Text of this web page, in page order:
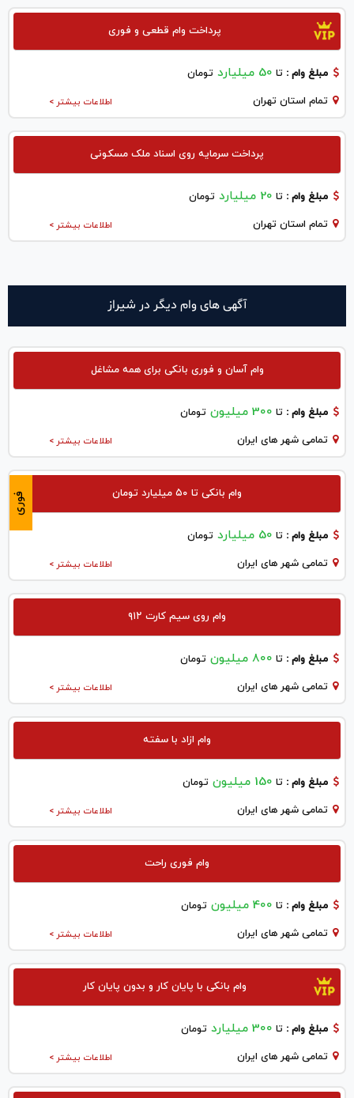
پرداخت وام قطعی و فوری
مبلغ وام : تا 50 میلیارد تومان
اطلاعات بیشتر > تمام استان تهران
پرداخت سرمایه روی اسناد ملک مسکونی
مبلغ وام : تا 20 میلیارد تومان
اطلاعات بیشتر > تمام استان تهران
آگهی های وام دیگر در شيراز
وام آسان و فوری بانکی برای همه مشاغل
مبلغ وام : تا 300 میلیون تومان
اطلاعات بیشتر > تمامی شهر های ایران
فوری وام بانکی تا ۵۰ میلیارد تومان
مبلغ وام : تا 50 میلیارد تومان
اطلاعات بیشتر > تمامی شهر های ایران
وام روی سیم کارت ۹۱۲
مبلغ وام : تا 800 میلیون تومان
اطلاعات بیشتر > تمامی شهر های ایران
وام ازاد با سفته
مبلغ وام : تا 150 میلیون تومان
اطلاعات بیشتر > تمامی شهر های ایران
وام فوری راحت
مبلغ وام : تا 400 میلیون تومان
اطلاعات بیشتر > تمامی شهر های ایران
وام بانکی با پایان کار و بدون پایان کار
مبلغ وام : تا 300 میلیارد تومان
اطلاعات بیشتر > تمامی شهر های ایران